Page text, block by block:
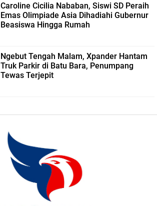
Caroline Cicilia Nababan, Siswi SD Peraih
Emas Olimpiade Asia Dihadiahi Gubernur
Beasiswa Hingga Rumah
Ngebut Tengah Malam, Xpander Hantam
Truk Parkir di Batu Bara, Penumpang
Tewas Terjepit